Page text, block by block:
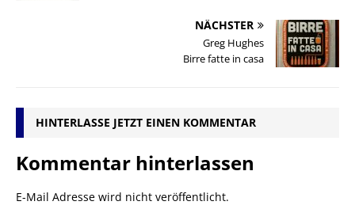
NÄCHSTER
Greg Hughes
Birre fatte in casa
HINTERLASSE JETZT EINEN KOMMENTAR
Kommentar hinterlassen
E-Mail Adresse wird nicht veröffentlicht.